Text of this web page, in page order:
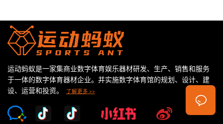
运动蚂蚁是一家集商业数字体育娱乐器材研发、生产、销售和服务
于一体的数字体育器材企业。并实施数字体育馆的规划、设计、建
设、运营和投资。
了解更多 >>